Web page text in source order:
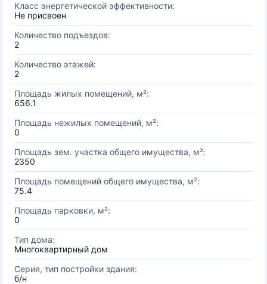
Класс энергетической эффективности:
Не присвоен
Количество подъездов:
2
Количество этажей:
2
Площадь жилых помещений, м²:
656.1
Площадь нежилых помещений, м²:
0
Площадь зем. участка общего имущества, м²:
2350
Площадь помещений общего имущества, м²:
75.4
Площадь парковки, м²:
0
Тип дома:
Многоквартирный дом
Серия, тип постройки здания:
б/н